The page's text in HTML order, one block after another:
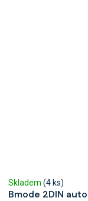
Bmode 2DIN
Skladem (4 ks)